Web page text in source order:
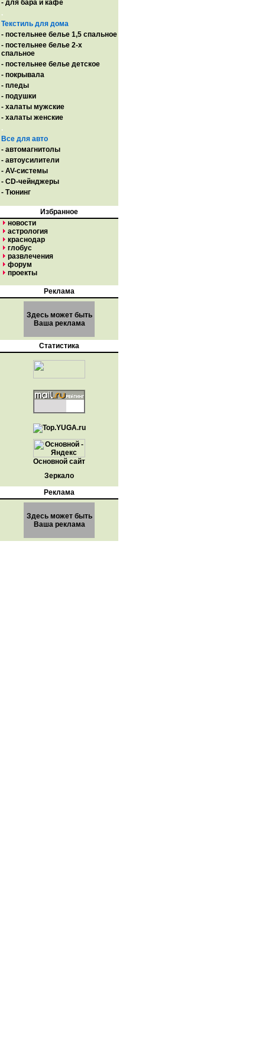
- для бара и кафе
.
Текстиль для дома
- постельнее белье 1,5 спальное
- постельнее белье 2-х
спальное
- постельнее белье детское
- покрывала
- пледы
- подушки
- халаты мужские
- халаты женские
.
Все для авто
- автомагнитолы
- автоусилители
- AV-системы
- CD-чейнджеры
- Тюнинг
Избранное
новости
астрология
краснодар
глобус
развлечения
форум
проекты
Реклама
Здесь может быть
Ваша реклама
Статистика
Основной сайт
Зеркало
Реклама
Здесь может быть
Ваша реклама